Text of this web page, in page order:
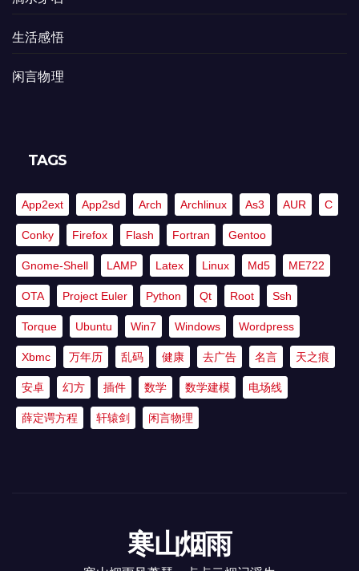
生活感悟
闲言物理
TAGS
App2ext App2sd Arch Archlinux As3 AUR C
Conky Firefox Flash Fortran Gentoo
Gnome-Shell LAMP Latex Linux Md5 ME722
OTA Project Euler Python Qt Root Ssh
Torque Ubuntu Win7 Windows Wordpress
Xbmc 万年历 乱码 健康 去广告 名言 天之痕
安卓 幻方 插件 数学 数学建模 电场线
薛定谔方程 轩辕剑 闲言物理
寒山烟雨